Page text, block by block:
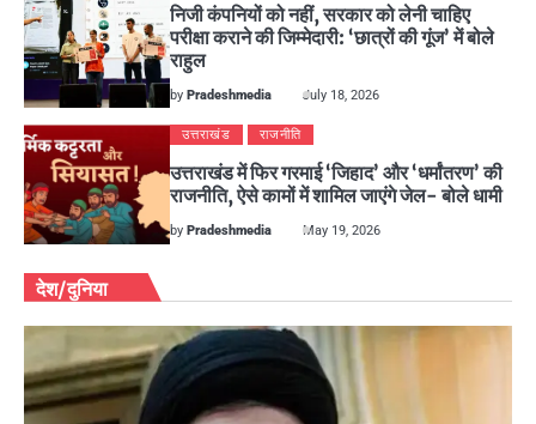
निजी कंपनियों को नहीं, सरकार को लेनी चाहिए
परीक्षा कराने की जिम्मेदारी: ‘छात्रों की गूंज’ में बोले
राहुल
byPradeshmedia July 18, 2026
उत्तराखंड राजनीति
उत्तराखंड में फिर गरमाई ‘जिहाद’ और ‘धर्मांतरण’ की
राजनीति, ऐसे कामों में शामिल जाएंगे जेल- बोले धामी
byPradeshmedia May 19, 2026
देश/दुनिया